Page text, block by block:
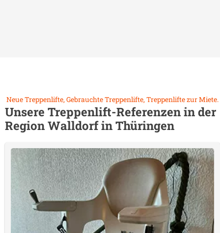
Neue Treppenlifte, Gebrauchte Treppenlifte, Treppenlifte zur Miete.
Unsere Treppenlift-Referenzen in der
RegionWalldorf in Thüringen